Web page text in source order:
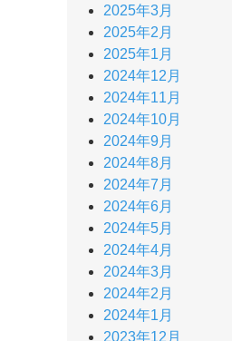
2025年3月
2025年2月
2025年1月
2024年12月
2024年11月
2024年10月
2024年9月
2024年8月
2024年7月
2024年6月
2024年5月
2024年4月
2024年3月
2024年2月
2024年1月
2023年12月